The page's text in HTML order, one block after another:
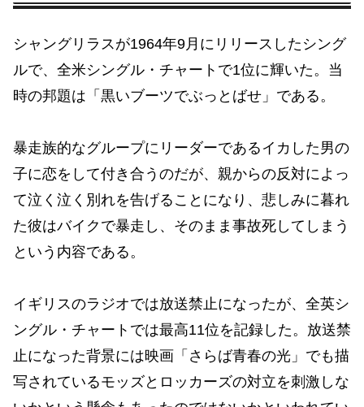
シャングリラスが1964年9月にリリースしたシング
ルで、全米シングル・チャートで1位に輝いた。当
時の邦題は「黒いブーツでぶっとばせ」である。
暴走族的なグループにリーダーであるイカした男の
子に恋をして付き合うのだが、親からの反対によっ
て泣く泣く別れを告げることになり、悲しみに暮れ
た彼はバイクで暴走し、そのまま事故死してしまう
という内容である。
イギリスのラジオでは放送禁止になったが、全英シ
ングル・チャートでは最高11位を記録した。放送禁
止になった背景には映画「さらば青春の光」でも描
写されているモッズとロッカーズの対立を刺激しな